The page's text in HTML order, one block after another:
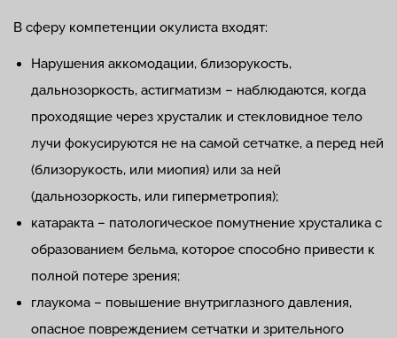
В сферу компетенции окулиста входят:
Нарушения аккомодации, близорукость,
дальнозоркость, астигматизм – наблюдаются, когда
проходящие через хрусталик и стекловидное тело
лучи фокусируются не на самой сетчатке, а перед ней
(близорукость, или миопия) или за ней
(дальнозоркость, или гиперметропия);
катаракта – патологическое помутнение хрусталика с
образованием бельма, которое способно привести к
полной потере зрения;
глаукома – повышение внутриглазного давления,
опасное повреждением сетчатки и зрительного